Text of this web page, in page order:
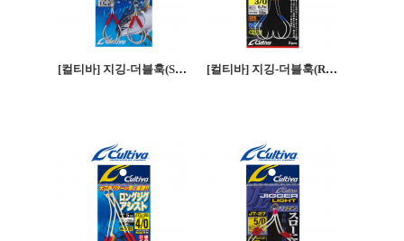
[컬티바] 지깅-더블훅(SSF-41) [컬티바] 지깅-더블훅(RT-15)